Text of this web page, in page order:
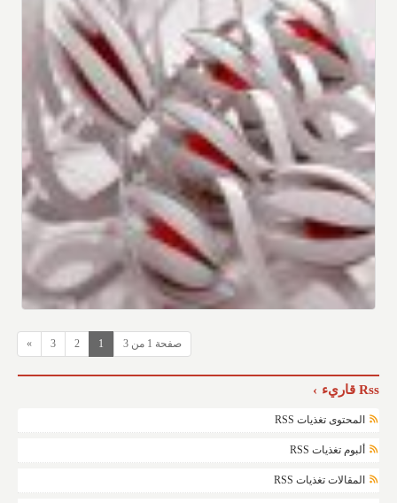
صفحة 1 من 3 1
2
3
»
Rss قاريء
المحتوى تغذيات RSS
ألبوم تغذيات RSS
المقالات تغذيات RSS